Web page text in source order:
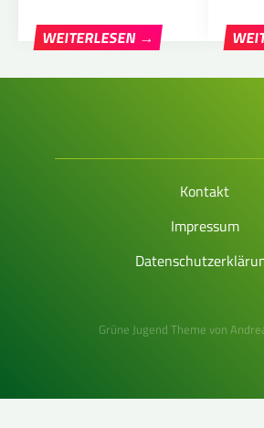
WEITERLESEN →
Kontakt
Impressum
Grüne Jugend Theme von